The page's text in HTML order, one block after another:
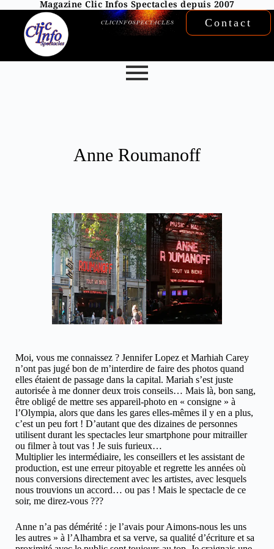
Magazine Clic Infos Spectacles depuis 2007
Contact
Anne Roumanoff
Moi, vous me connaissez ? Jennifer Lopez et Marhiah Carey
n’ont pas jugé bon de m’interdire de faire des photos quand
elles étaient de passage dans la capital. Mariah s’est juste
autorisée à me donner deux trois conseils… Mais là, bon sang,
être obligé de mettre ses appareil-photo en « consigne » à
l’Olympia, alors que dans les gares elles-mêmes il y en a plus,
c’est un peu fort ! D’autant que des dizaines de personnes
utilisent durant les spectacles leur smartphone pour mitrailler
ou filmer à tout vas ! Je suis furieux…
Multiplier les intermédiaire, les conseillers et les assistant de
production, est une erreur pitoyable et regrette les années où
nous conversions directement avec les artistes, avec lesquels
nous trouvions un accord… ou pas ! Mais le spectacle de ce
soir, me direz-vous ???
Anne n’a pas démérité : je l’avais pour Aimons-nous les uns
les autres » à l’Alhambra et sa verve, sa qualité d’écriture et sa